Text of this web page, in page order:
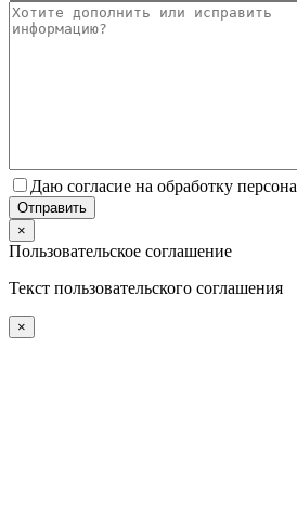
Даю согласие на обработку
×
Пользовательское соглашение
Текст пользовательского соглашения
×